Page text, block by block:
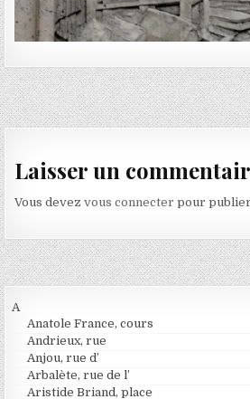
Navigation de
Laisser un
Vous devezvous connecter pour
A
Anatole France, cours
Andrieux, rue
Anjou, rue d’
Arbalète, rue de l’
Aristide Briand, place